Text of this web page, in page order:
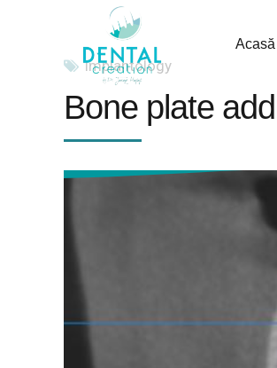
Acasă
Implantology
Bone plate